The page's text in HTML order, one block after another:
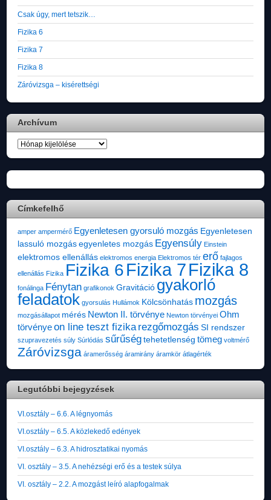
Csak úgy, mert tetszik…
Fizika 6
Fizika 7
Fizika 8
Záróvizsga – kisérettségi
Archívum
Archívum
Címkefelhő
amper ampermérő Egyenletesen gyorsuló mozgás Egyenletesen
lassuló mozgás egyenletes mozgás Egyensúly Einstein
elektromos ellenállás elektromos energia Elektromos tér erő fajlagos
ellenállás Fizika Fizika 6Fizika 7Fizika 8
fonálinga Fénytan grafikonok Gravitáció gyakorló
feladatok gyorsulás Hullámok Kölcsönhatás mozgás
mozgásállapot mérés Newton II. törvénye Newton törvényei Ohm
törvényeon line teszt fizikarezgőmozgás SI rendszer
szupravezetés súly Súrlódás sűrűség tehetetlenség tömeg voltmérő
Záróvizsga áramerősség áramirány áramkör átlagérték
Legutóbbi bejegyzések
VI.osztály – 6.6. A légnyomás
VI.osztály – 6.5. A közlekedő edények
VI.osztály – 6.3. A hidrosztatikai nyomás
VI. osztály – 3.5. A nehézségi erő és a testek súlya
VI. osztály – 2.2. A mozgást leíró alapfogalmak